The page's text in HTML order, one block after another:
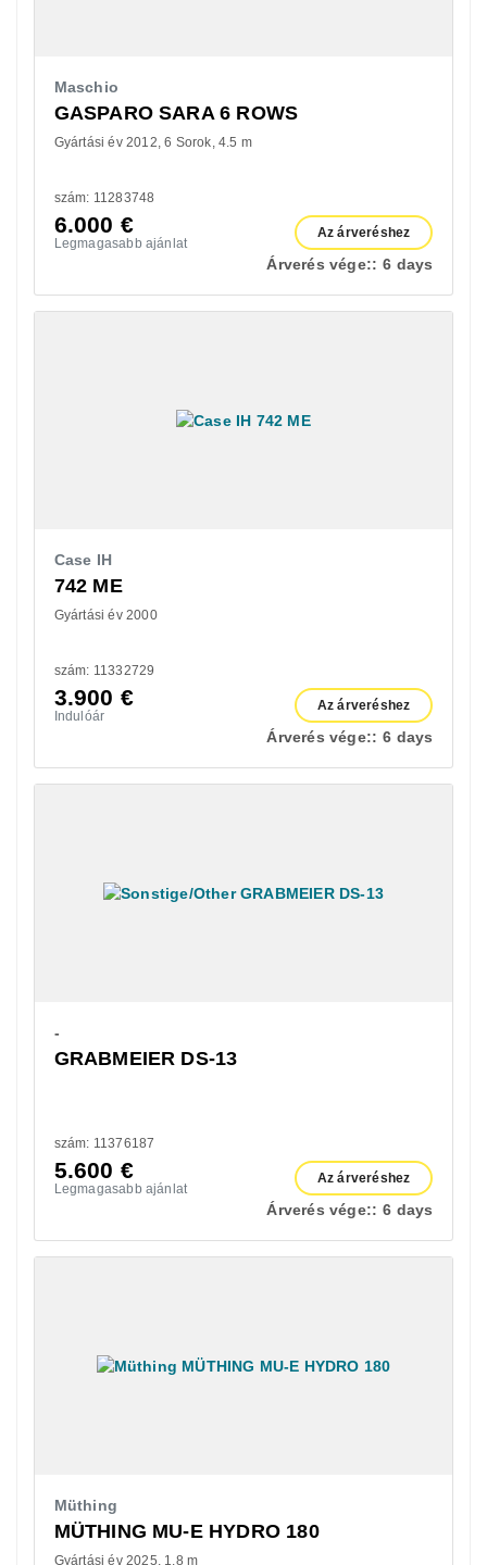
Maschio
GASPARO SARA 6 ROWS
Gyártási év 2012 6 Sorok 4.5 m
szám: 11283748
6.000 €
Legmagasabb ajánlat
Az árveréshez
Árverés vége:: 6 days
Case IH
742 ME
Gyártási év 2000
szám: 11332729
3.900 €
Indulóár
Az árveréshez
Árverés vége:: 6 days
-
GRABMEIER DS-13
szám: 11376187
5.600 €
Legmagasabb ajánlat
Az árveréshez
Árverés vége:: 6 days
Müthing
MÜTHING MU-E HYDRO 180
Gyártási év 2025 1.8 m